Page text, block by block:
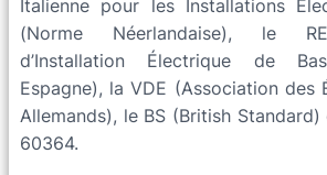
Italienne pour les Installations
(Norme Néerlandaise), le
d’Installation Électrique de
Espagne), la VDE (Association des
Allemands), le BS (British
60364.